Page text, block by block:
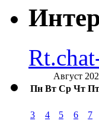
Август
Пн Вт Ср Чт Пт
3
4 5 6 7